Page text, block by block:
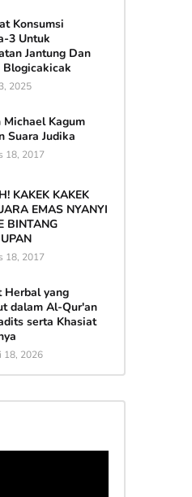
Konsumsi
3 Untuk
Jantung Dan
2025
Michael Kagum
Suara Judika
18, 2017
KAKEK KAKEK
EMAS NYANYI
BINTANG
18, 2017
Herbal yang
dalam Al-Qur'an
serta Khasiat
18, 2026